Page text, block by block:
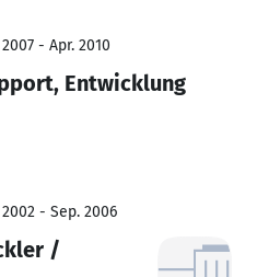
- Apr. 2010
Entwicklung
- Sep. 2006
/